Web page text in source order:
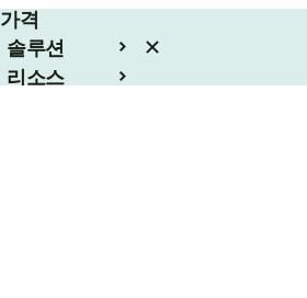
가격
솔루션
리소스